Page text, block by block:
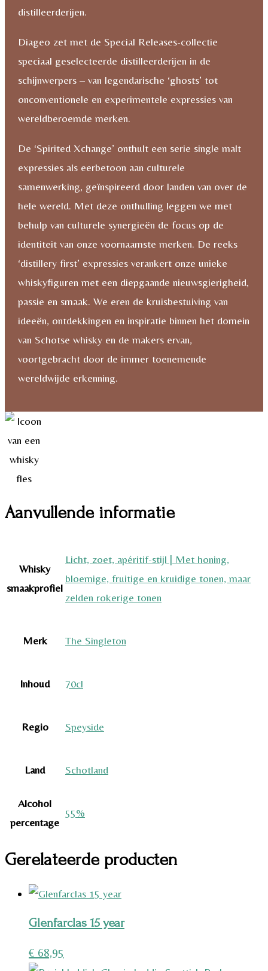
distilleerderijen.
Diageo zet met de Special Releases-collectie
speciaal geselecteerde distilleerderijen in de
schijnwerpers – van legendarische ‘ghosts’ tot
onconventionele en experimentele expressies van
wereldberoemde merken.
De ‘Spirited Xchange’ onthult een serie single malt
expressies als eerbetoon aan culturele
samenwerking, geïnspireerd door landen van over de
hele wereld. Met deze onthulling leggen we met
behulp van culturele synergieën de focus op de
identiteit van onze voornaamste merken. De reeks
‘distillery first’ expressies verankert onze unieke
whiskyfiguren met een diepgaande nieuwsgierigheid,
passie en smaak. We eren de kruisbestuiving van
ideeën, ontdekkingen en inspiratie binnen het domein
van Schotse whisky en de makers ervan,
voortgebracht door de immer toenemende
wereldwijde erkenning.
Aanvullende informatie
Whisky
smaakprofiel
Licht, zoet, apéritif-stijl | Met honing,
bloemige, fruitige en kruidige tonen, maar
zelden rokerige tonen
Merk The Singleton
Inhoud 70cl
Regio Speyside
Land Schotland
Alcohol
percentage
55%
Gerelateerde producten
Glenfarclas 15 year
€ 68,95